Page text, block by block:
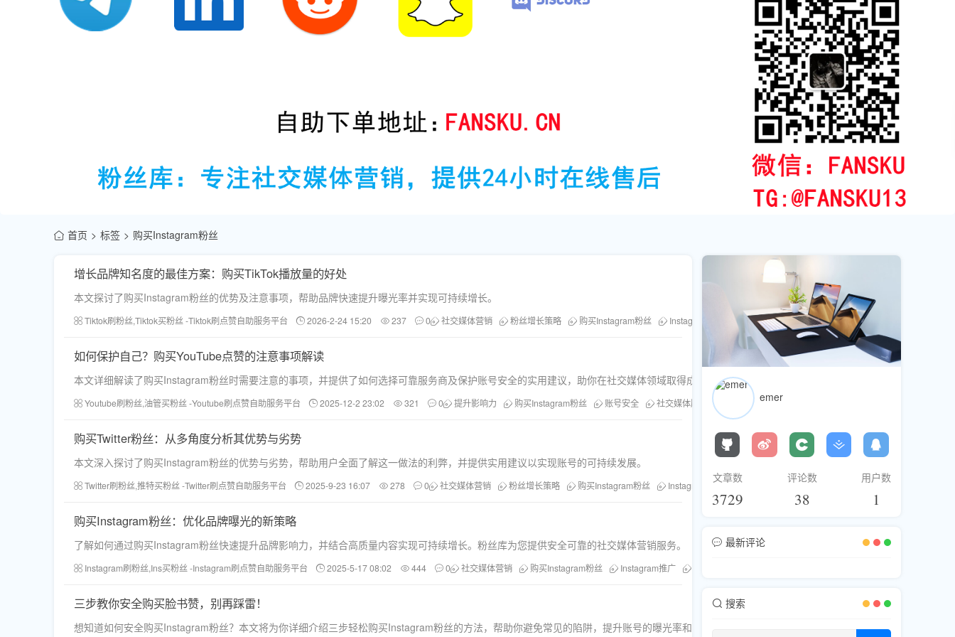
首页 标签 购买Instagram粉丝
增长品牌知名度的最佳方案：购买TikTok播放量的好处
本文探讨了购买Instagram粉丝的优势及注意事项，帮助品牌快速提升曝光率并实现可持续增长。
Tiktok刷粉丝,Tiktok买粉丝 -Tiktok刷点赞自助服务平台 2026-2-24 15:20 237 0 社交媒体营销 粉丝增长策略 购买Instagram粉丝 Instagram推广 提升品牌知名度
如何保护自己？购买YouTube点赞的注意事项解读
本文详细解读了购买Instagram粉丝时需要注意的事项，并提供了如何选择可靠服务商及保护账号安全的实用建议，助你在社交媒体领域取得成功。
Youtube刷粉丝,油管买粉丝 -Youtube刷点赞自助服务平台 2025-12-2 23:02 321 0 提升影响力 购买Instagram粉丝 账号安全 社交媒体服务 服务商选择
购买Twitter粉丝：从多角度分析其优势与劣势
本文深入探讨了购买Instagram粉丝的优势与劣势，帮助用户全面了解这一做法的利弊，并提供实用建议以实现账号的可持续发展。
Twitter刷粉丝,推特买粉丝 -Twitter刷点赞自助服务平台 2025-9-23 16:07 278 0 社交媒体营销 粉丝增长策略 购买Instagram粉丝 Instagram推广
购买Instagram粉丝：优化品牌曝光的新策略
了解如何通过购买Instagram粉丝快速提升品牌影响力，并结合高质量内容实现可持续增长。粉丝库为您提供安全可靠的社交媒体营销服务。
Instagram刷粉丝,Ins买粉丝 -Instagram刷点赞自助服务平台 2025-5-17 08:02 444 0 社交媒体营销 购买Instagram粉丝 Instagram推广
三步教你安全购买脸书赞，别再踩雷！
想知道如何安全购买Instagram粉丝？本文将为你详细介绍三步轻松购买Instagram粉丝的方法，帮助你避免常见的陷阱，提升账号的曝光率和互动率。
emer
文章数
3729
评论数
38
用户数
1
最新评论
搜索